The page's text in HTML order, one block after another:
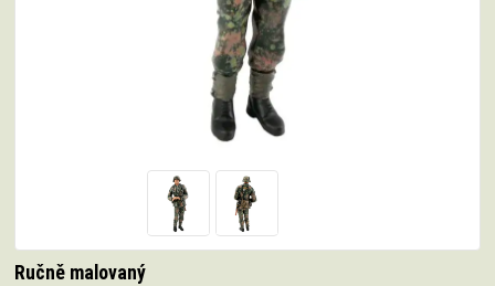
Ručně malovaný